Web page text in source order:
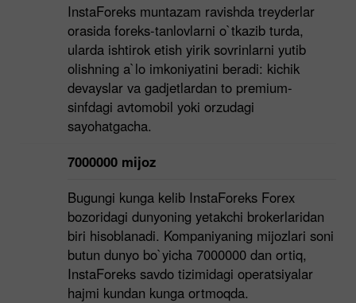
InstaForeks muntazam ravishda treyderlar
orasida foreks-tanlovlarni o`tkazib turda,
ularda ishtirok etish yirik sovrinlarni yutib
olishning a`lo imkoniyatini beradi: kichik
devayslar va gadjetlardan to premium-
sinfdagi avtomobil yoki orzudagi
sayohatgacha.
7000000 mijoz
Bugungi kunga kelib InstaForeks Forex
bozoridagi dunyoning yetakchi brokerlaridan
biri hisoblanadi. Kompaniyaning mijozlari soni
butun dunyo bo`yicha 7000000 dan ortiq,
InstaForeks savdo tizimidagi operatsiyalar
hajmi kundan kunga ortmoqda.